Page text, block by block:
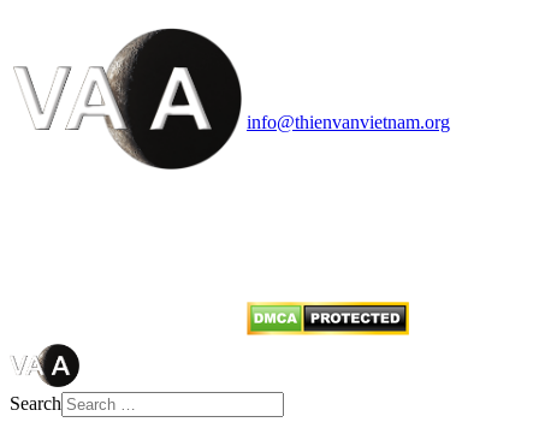
info@thienvanvietnam.org
Search